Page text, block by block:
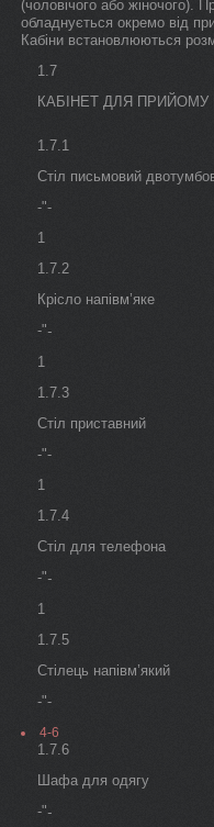
(чоловічого або жіночого).
обладнується окремо від
Кабіни встановлюються
1.7
КАБІНЕТ ДЛЯ
1.7.1
Стіл письмовий
-"-
1
1.7.2
Крісло напівм’яке
-"-
1
1.7.3
Стіл приставний
-"-
1
1.7.4
Стіл для телефона
-"-
1
1.7.5
Стілець напівм’який
-"-
4-6
1.7.6
Шафа для одягу
-"-